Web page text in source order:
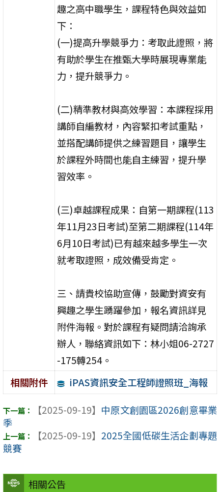
相關公告
趣之高中職學生，課程特色與效益如
下：
(一)提高升學競爭力：考取此證照，將
有助於學生在推甄大學時展現專業能
力，提升競爭力。
(二)精準教材與高效學習：本課程採用
講師自編教材，內容緊扣考試重點，
並搭配講師提供之練習題目，讓學生
於課程外時間也能自主練習，提升學
習效率。
(三)卓越課程成果：自第一期課程(113
年11月23日考試)至第二期課程(114年
6月10日考試)已有越來越多學生一次
就考取證照，成效備受肯定。
三、請貴校協助宣傳，鼓勵對資安有
興趣之學生踴躍參加，報名資訊詳見
附件海報。對於課程有疑問請洽詢承
辦人，聯絡資訊如下：林小姐06-2727
-175轉254。
相關附件
iPAS資訊安全工程師證照班_海報
【2025-09-19】 中原文創園區2026創意畢業
季
【2025-09-19】 2025全國低碳生活企劃專題
競賽